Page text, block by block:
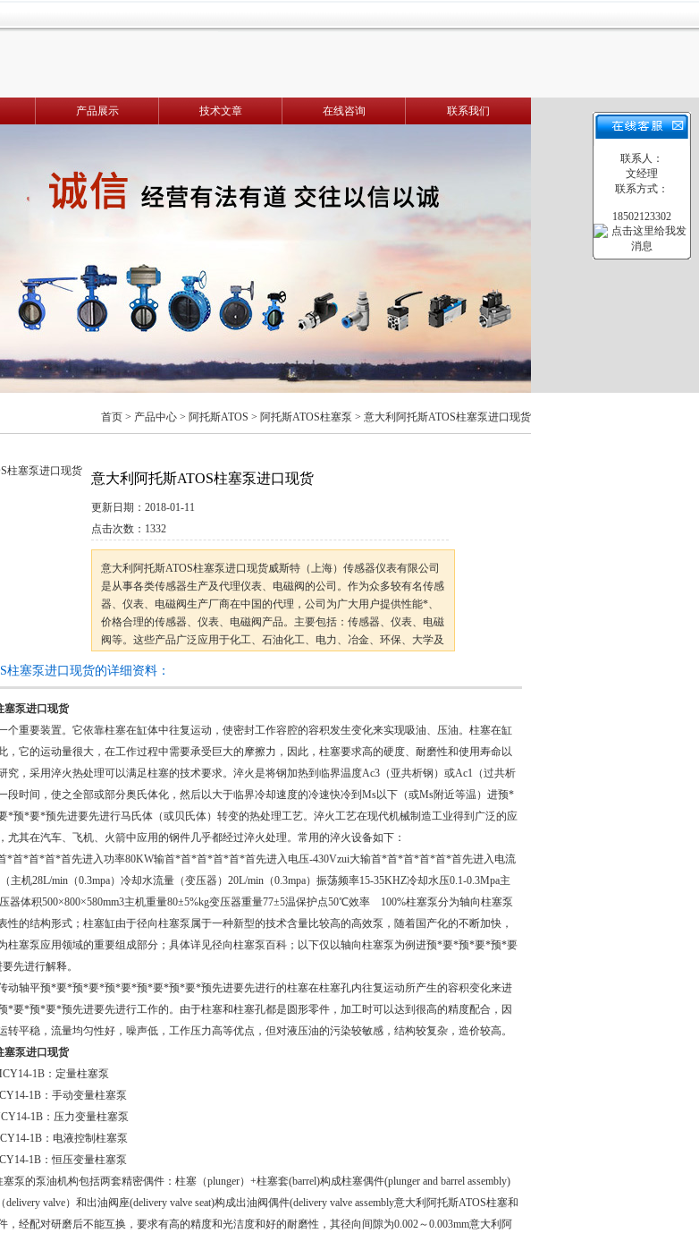
产品展示 技术文章 在线咨询 联系我们
首页 > 产品中心 > 阿托斯ATOS > 阿托斯ATOS柱塞泵 > 意大利阿托斯ATOS柱塞泵进口现货
意大利阿托斯ATOS柱塞泵进口现货
更新日期： 2018-01-11
点击次数： 1332
意大利阿托斯ATOS柱塞泵进口现货威斯特（上海）传感器仪表有限公司
是从事各类传感器生产及代理仪表、电磁阀的公司。作为众多较有名传感
器、仪表、电磁阀生产厂商在中国的代理，公司为广大用户提供性能*、
价格合理的传感器、仪表、电磁阀产品。主要包括：传感器、仪表、电磁
阀等。这些产品广泛应用于化工、石油化工、电力、冶金、环保、大学及
旨，与国内
柱塞泵进口现货的详细资料：
塞泵进口现货
个重要装置。它依靠柱塞在缸体中往复运动，使密封工作容腔的容积发生变化来实现吸油、压油。柱塞在缸
，它的运动量很大，在工作过程中需要承受巨大的摩擦力，因此，柱塞要求高的硬度、耐磨性和使用寿命以
究，采用淬火热处理可以满足柱塞的技术要求。淬火是将钢加热到临界温度Ac3（亚共析钢）或Ac1（过共析
段时间，使之全部或部分奥氏体化，然后以大于临界冷却速度的冷速快冷到Ms以下（或Ms附近等温）进预*
预*要*预先进要先进行马氏体（或贝氏体）转变的热处理工艺。淬火工艺在现代机械制造工业得到广泛的应
尤其在汽车、飞机、火箭中应用的钢件几乎都经过淬火处理。常用的淬火设备如下：
*首*首*首*首先进入功率80KW输首*首*首*首*首*首先进入电压-430Vzui大输首*首*首*首*首*首先进入电流
主机28L/min（0.3mpa）冷却水流量（变压器）20L/min（0.3mpa）振荡频率15-35KHZ冷却水压0.1-0.3Mpa主
压器体积500×800×580mm3主机重量80±5%kg变压器重量77±5温保护点50℃效率 100%柱塞泵分为轴向柱塞泵
性的结构形式；柱塞缸由于径向柱塞泵属于一种新型的技术含量比较高的高效泵，随着国产化的不断加快，
柱塞泵应用领域的重要组成部分；具体详见径向柱塞泵百科；以下仅以轴向柱塞泵为例进预*要*预*要*预*要
先进行解释。
动轴平预*要*预*要*预*要*预*要*预*要*预先进要先进行的柱塞在柱塞孔内往复运动所产生的容积变化来进
要*预*要*预先进要先进行工作的。由于柱塞和柱塞孔都是圆形零件，加工时可以达到很高的精度配合，因
转平稳，流量均匀性好，噪声低，工作压力高等优点，但对液压油的污染较敏感，结构较复杂，造价较高。
塞泵进口现货
1B：定量柱塞泵
1B：手动变量柱塞泵
1B：压力变量柱塞泵
1B：电液控制柱塞泵
1B：恒压变量柱塞泵
泵的泵油机构包括两套精密偶件：柱塞（plunger）+柱塞套(barrel)构成柱塞偶件(plunger and barrel assembly)
delivery valve）和出油阀座(delivery valve seat)构成出油阀偶件(delivery valve assembly意大利阿托斯ATOS柱塞和
，经配对研磨后不能互换，要求有高的精度和光洁度和好的耐磨性，其径向间隙为0.002～0.003mm意大利阿
联系人：
文经理
联系方式：
18502123302